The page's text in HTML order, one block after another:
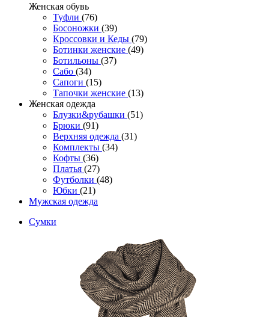
Женcкая обувь
Туфли (76)
Босоножки (39)
Кроссовки и Кеды (79)
Ботинки женские (49)
Ботильоны (37)
Сабо (34)
Сапоги (15)
Тапочки женские (13)
Женская одежда
Блузки&рубашки (51)
Брюки (91)
Верхняя одежда (31)
Комплекты (34)
Кофты (36)
Платья (27)
Футболки (48)
Юбки (21)
Мужская одежда
Сумки